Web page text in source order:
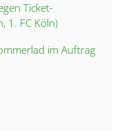
Ticket-
1. FC Köln)
im Auftrag